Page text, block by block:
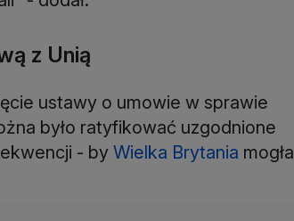
z Unią
ustawy o umowie w sprawie
było ratyfikować uzgodnione
- by Wielka Brytania mogła